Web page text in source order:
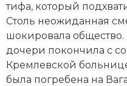
тифа, который
Столь неожиданная
шокировала общество.
дочери покончила с
Кремлевской
была погребена на